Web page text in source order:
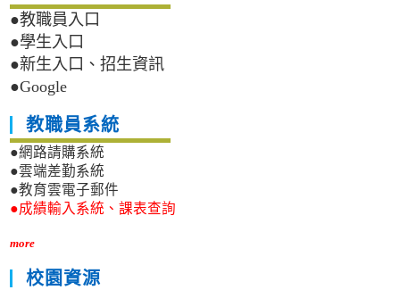
●教職員入口
●學生入口
●新生入口、招生資訊
●Google
教職員系統
●網路請購系統
●雲端差勤系統
●教育雲電子郵件
●成績輸入系統、課表查詢
more
校園資源